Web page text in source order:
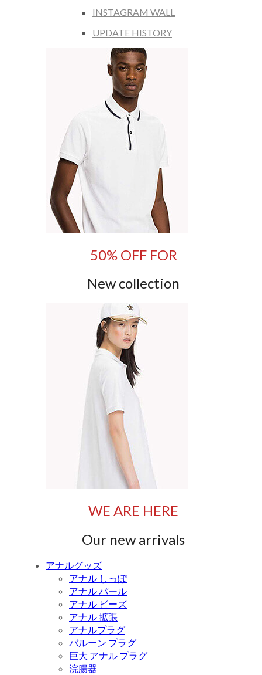
INSTAGRAM WALL
UPDATE HISTORY
50% OFF FOR
New collection
WE ARE HERE
Our new arrivals
アナルグッズ
アナル しっぽ
アナル パール
アナル ビーズ
アナル 拡張
アナルプラグ
バルーン プラグ
巨大 アナル プラグ
浣腸器